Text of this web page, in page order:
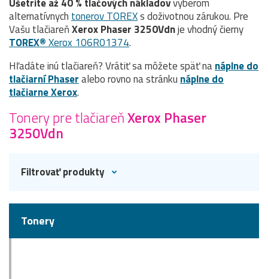
Ušetrite až 40 % tlačových nákladovvýberom
alternatívnychtonerov TOREXs doživotnou zárukou. Pre
Vašu tlačiareňXerox Phaser 3250Vdnje vhodný čierny
TOREX®Xerox 106R01374.
Hľadáte inú tlačiareň? Vrátiť sa môžete späť nanáplne do
tlačiarní Phaseralebo rovno na stránkunáplne do
tlačiarne Xerox.
Tonery pre tlačiareňXerox Phaser
3250Vdn
Filtrovať produkty
Tonery